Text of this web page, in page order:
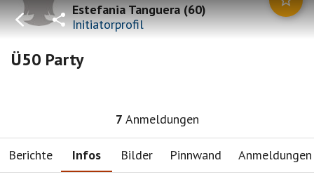
Estefania Tanguera(60)
Initiatorprofil
Ü50 Party
7 Anmeldungen
Berichte Infos Bilder Pinnwand Anmeldungen